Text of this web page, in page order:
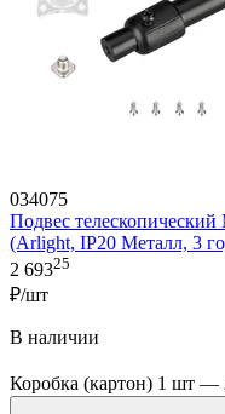
034075
Подвес
(Arlight, IP20 Металл, 3
2 69325
₽/шт
В наличии
Коробка (картон) 1 шт —